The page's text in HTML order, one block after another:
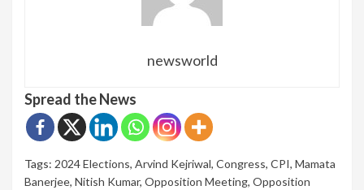
newsworld
Spread the News
Tags: 2024 Elections, Arvind Kejriwal, Congress, CPI, Mamata
Banerjee, Nitish Kumar, Opposition Meeting, Opposition